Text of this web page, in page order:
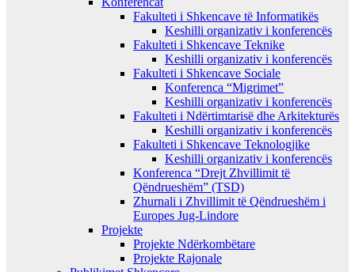
Fakulteti i Shkencave të Informatikës
Keshilli organizativ i konferencës
Fakulteti i Shkencave Teknike
Keshilli organizativ i konferencës
Fakulteti i Shkencave Sociale
Konferenca “Migrimet”
Keshilli organizativ i konferencës
Fakulteti i Ndërtimtarisë dhe Arkitekturës
Keshilli organizativ i konferencës
Fakulteti i Shkencave Teknologjike
Keshilli organizativ i konferencës
Konferenca “Drejt Zhvillimit të
Qëndrueshëm” (TSD)
Zhurnali i Zhvillimit të Qëndrueshëm i
Europes Jug-Lindore
Projekte
Projekte Ndërkombëtare
Projekte Rajonale